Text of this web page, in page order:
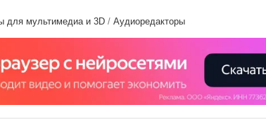
для мультимедиа и 3D / Аудиоредакторы